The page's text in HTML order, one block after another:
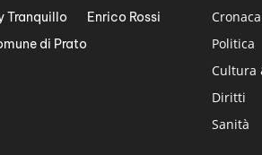
Tranquillo
Enrico Rossi
di Prato
Cronaca
Politica
Cultura
Diritti
Sanità